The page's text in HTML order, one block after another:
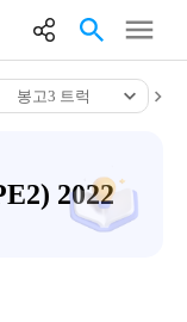
봉고3 트럭
2022